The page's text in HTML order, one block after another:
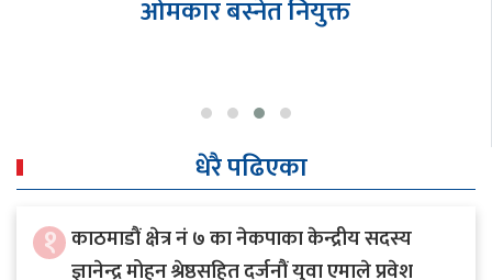
सफलता, शतप्रतिशत नतिजासहित ५
विद्यार्थीको ४ जीपीए
धेरै पढिएका
१ काठमाडौं क्षेत्र नं ७ का नेकपाका केन्द्रीय सदस्य
ज्ञानेन्द्र मोहन श्रेष्ठसहित दर्जनौं युवा एमाले प्रवेश